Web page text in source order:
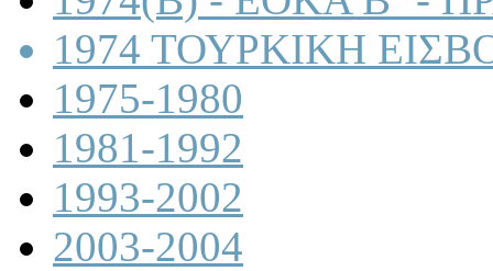
1974 ΤΟΥΡΚΙΚΗ
1975-1980
1981-1992
1993-2002
2003-2004